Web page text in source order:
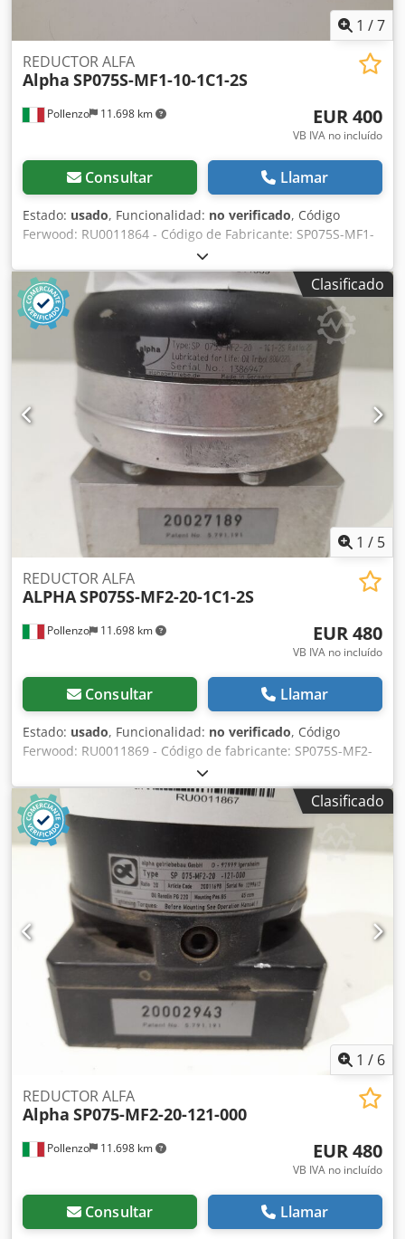
1 /7
Pollenzo 11.698 km
REDUCTOR ALFA
Alpha SP075S-MF1-10-1C1-2S
EUR 400
VB IVA no incluído
Consultar Llamar
Estado: usado, Funcionalidad: no verificado, Código
Ferwood: RU0011864 - Código de Fabricante: SP075S-MF1-
10-1C1-2S - Condición: Usado - Funcionalidad: No probado
- Máquina compatible: - Si está interesado, ofrecemos
servicio de reacondicionamiento, contáctenos. 3,5KG
20X20X20 Dsdpfxsymd Auj Aamekr
Clasificado
1 / 5
Pollenzo 11.698 km
REDUCTOR ALFA
ALPHASP075S-MF2-20-1C1-2S
EUR 480
VB IVA no incluído
Consultar Llamar
Estado: usado, Funcionalidad: no verificado, Código
Ferwood: RU0011869 - Código de fabricante: SP075S-MF2-
20-1C1-2S - Estado: Usado - Funcionalidad: No probada -
Máquina compatible: - Si está interesado, ofrecemos
servicio de revisión, contáctenos. 4KG 36X26X21
Dsdpfoymd Iwsx Aamjkr
Clasificado
1 / 6
Pollenzo 11.698 km
REDUCTOR ALFA
Alpha SP075-MF2-20-121-000
EUR 480
VB IVA no incluído
Consultar Llamar